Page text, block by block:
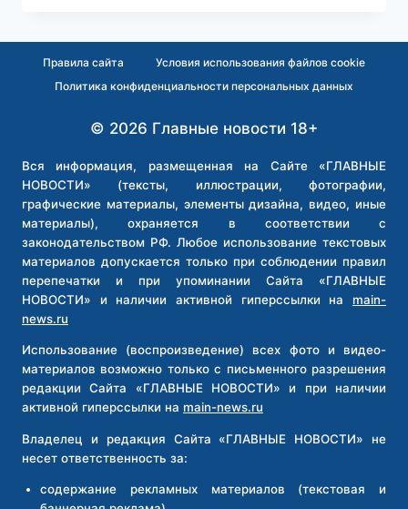
ТАДЖИКИСТАНЕ»:
СИБИРЯКИ
СИ
ПОСТРОИТЬ
ШКОЛУ
И
ЗАЯВИЛИ
О
ГОТОВНОСТИ
УЧИТЬ
КИТАЙСКИЙ
Правила сайта
Условия использования файлов cookie
Политика конфиденциальности персональных данных
© 2026 Главные новости 18+
Вся информация, размещенная на Сайте «ГЛАВНЫЕ
НОВОСТИ» (тексты, иллюстрации, фотографии,
графические материалы, элементы дизайна, видео, иные
материалы), охраняется в соответствии с
законодательством РФ. Любое использование текстовых
материалов допускается только при соблюдении правил
перепечатки и при упоминании Сайта «ГЛАВНЫЕ
НОВОСТИ» и наличии активной гиперссылки на main-
news.ru
Использование (воспроизведение) всех фото и видео-
материалов возможно только с письменного разрешения
редакции Сайта «ГЛАВНЫЕ НОВОСТИ» и при наличии
активной гиперссылки на main-news.ru
Владелец и редакция Сайта «ГЛАВНЫЕ НОВОСТИ» не
несет ответственность за:
содержание рекламных материалов (текстовая и